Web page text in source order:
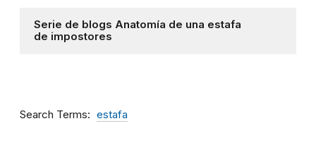
Serie de blogs Anatomía de una estafa
de impostores
Search Terms estafa